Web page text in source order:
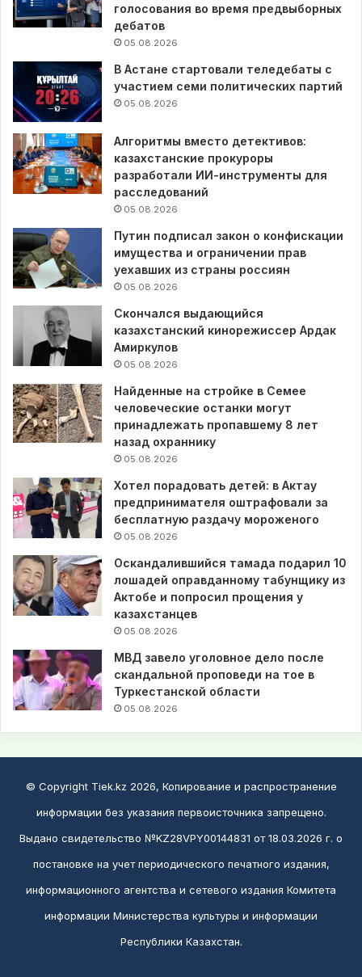
голосования во время предвыборных
дебатов
05.08.2026
В Астане стартовали теледебаты с
участием семи политических партий
05.08.2026
Алгоритмы вместо детективов:
казахстанские прокуроры
разработали ИИ-инструменты для
расследований
05.08.2026
Путин подписал закон о конфискации
имущества и ограничении прав
уехавших из страны россиян
05.08.2026
Скончался выдающийся
казахстанский кинорежиссер Ардак
Амиркулов
05.08.2026
Найденные на стройке в Семее
человеческие останки могут
принадлежать пропавшему 8 лет
назад охраннику
05.08.2026
Хотел порадовать детей: в Актау
предпринимателя оштрафовали за
бесплатную раздачу мороженого
05.08.2026
Оскандалившийся тамада подарил 10
лошадей оправданному табунщику из
Актобе и попросил прощения у
казахстанцев
05.08.2026
МВД завело уголовное дело после
скандальной проповеди на тое в
Туркестанской области
05.08.2026
© Copyright Tiek.kz 2026, Копирование и распространение
информации без указания первоисточника запрещено.
Выдано свидетельство №KZ28VPY00144831 от 18.03.2026 г. о
постановке на учет периодического печатного издания,
информационного агентства и сетевого издания Комитета
информации Министерства культуры и информации
Республики Казахстан.